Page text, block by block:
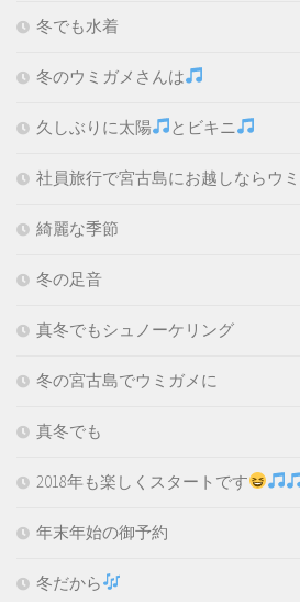
冬でも水着
冬のウミガメさんは
久しぶりに太陽 とビキニ
社員旅行で宮古島にお越しならウ
綺麗な季節
冬の足音
真冬でもシュノーケリング
冬の宮古島でウミガメに
真冬でも
2018年も楽しくスタートです
年末年始の御予約
冬だから